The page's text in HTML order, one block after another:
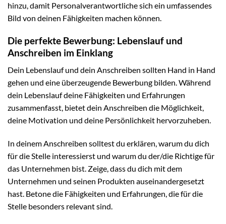
hinzu, damit Personalverantwortliche sich ein umfassendes
Bild von deinen Fähigkeiten machen können.
Die perfekte Bewerbung: Lebenslauf und
Anschreiben im Einklang
Dein Lebenslauf und dein Anschreiben sollten Hand in Hand
gehen und eine überzeugende Bewerbung bilden. Während
dein Lebenslauf deine Fähigkeiten und Erfahrungen
zusammenfasst, bietet dein Anschreiben die Möglichkeit,
deine Motivation und deine Persönlichkeit hervorzuheben.
In deinem Anschreiben solltest du erklären, warum du dich
für die Stelle interessierst und warum du der/die Richtige für
das Unternehmen bist. Zeige, dass du dich mit dem
Unternehmen und seinen Produkten auseinandergesetzt
hast. Betone die Fähigkeiten und Erfahrungen, die für die
Stelle besonders relevant sind.